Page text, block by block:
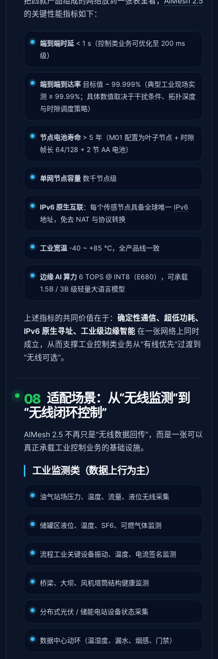
的关键性能指标如下：
端到端时延 < 1 s（控制类业务可优化至 200 ms
级）
端到端到达率 目标值 ~ 99.999%（典型工业现场实
测 ≥ 99.99%；具体数值取决于干扰条件、拓扑深度
与时隙调度策略）
节点电池寿命 > 5 年（M01 配置为叶子节点 + 时隙
帧长 64/128 + 2 节 AA 电池）
单网节点容量 数千节点级
IPv6 原生互联：每个传感节点具备全球唯一 IPv6
地址，免去 NAT 与协议转换
工业宽温 -40 ~ +85 ℃，全产品线一致
边缘 AI 算力 6 TOPS @ INT8（E680），可承载
1.5B / 3B 级轻量大语言模型
上述指标的共同价值在于： 确定性通信、超低功耗、
IPv6 原生寻址、工业级边缘智能 在一张网络上同时
成立，从而支撑工业控制类业务从“有线优先”过渡到
“无线可选”。
08 适配场景：从“无线监测”到
“无线闭环控制”
AIMesh 2.5 不再只是“无线数据回传”，而是一张可以
真正承载工业控制业务的基础设施。
工业监测类（数据上行为主）
油气站场压力、温度、流量、液位无线采集
储罐区液位、温度、SF6、可燃气体监测
流程工业关键设备振动、温度、电流签名监测
桥梁、大坝、风机塔筒结构健康监测
分布式光伏 / 储能电站设备状态采集
数据中心动环（温湿度、漏水、烟感、门禁）